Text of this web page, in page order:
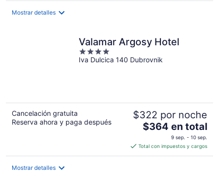
por
noche
Mostrar detalles
Valamar Argosy Hotel
4
out
Iva Dulcica 140 Dubrovnik
Cancelación gratuita
Reserva ahora y paga después
$322 por noche
El
es
de
$364 en total
9 sep. - 10 sep.
Total con impuestos y cargos
Mostrar detalles